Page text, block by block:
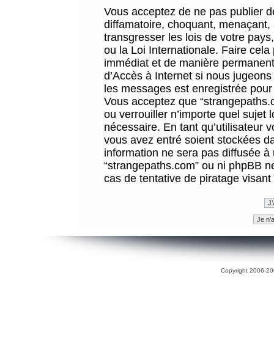
Vous acceptez de ne pas publier
diffamatoire, choquant,
transgresser les lois de votre
ou la Loi Internationale. Faire
immédiat et de manière
d’Accès à Internet si nous
les messages est enregistrée
Vous acceptez que
ou verrouiller n’importe quel sujet
nécessaire. En tant qu’utilisateur
vous avez entré soient stockées
information ne sera pas diffusée
“strangepaths.com” ou ni phpBB
cas de tentative de piratage
Copyright 2006-